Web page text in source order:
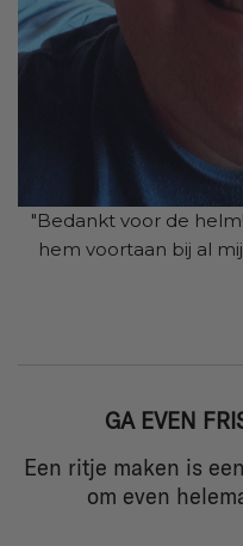
"Bedankt voor de
hem voortaan bij al
GA EVEN
Een ritje maken is
om even